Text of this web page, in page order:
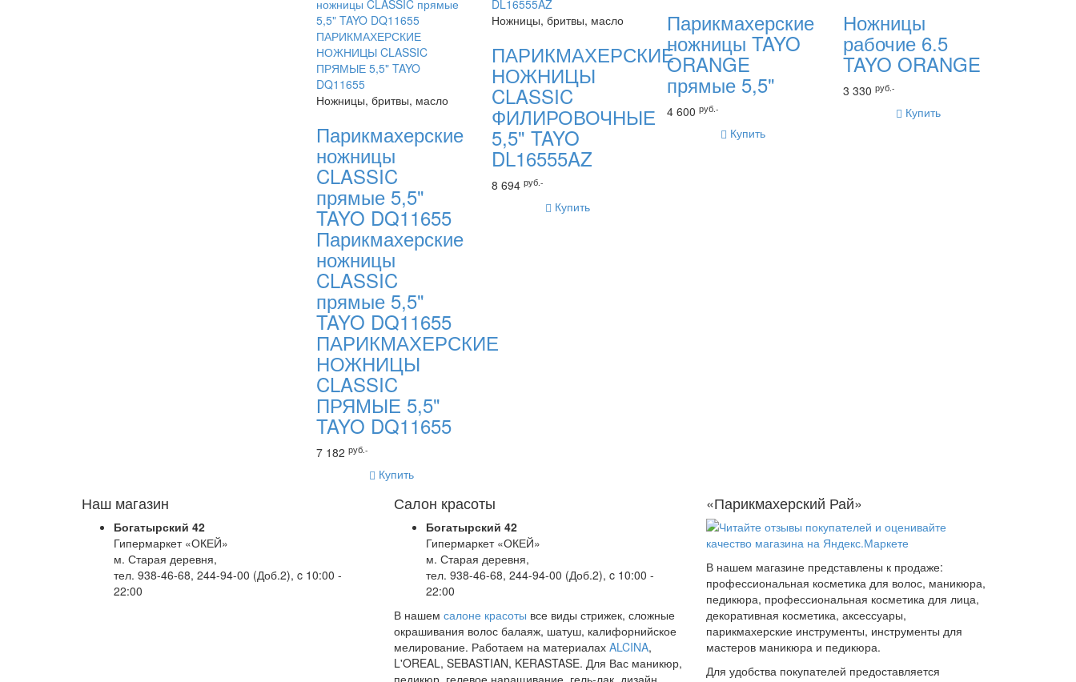
Ножницы, бритвы, масло
Парикмахерские
ножницы
CLASSIC
прямые 5,5"
TAYO DQ11655
Парикмахерские
ножницы
CLASSIC
прямые 5,5"
TAYO DQ11655
ПАРИКМАХЕРСКИЕ
НОЖНИЦЫ
CLASSIC
ПРЯМЫЕ 5,5"
TAYO DQ11655
7 182 руб.-
Купить
Ножницы, бритвы, масло
ПАРИКМАХЕРСКИЕ
НОЖНИЦЫ
CLASSIC
ФИЛИРОВОЧНЫЕ
5,5" TAYO
DL16555AZ
8 694 руб.-
Купить
Парикмахерские
ножницы TAYO
ORANGE
прямые 5,5"
4 600руб.-
Купить
Ножницы
рабочие 6.5
TAYO ORANGE
3 330 руб.-
Купить
Наш магазин
Богатырский 42
Гипермаркет «ОКЕЙ»
м. Старая деревня,
тел. 938-46-68, 244-94-00 (Доб.2), c 10:00 -
22:00
Салон красоты
Богатырский 42
Гипермаркет «ОКЕЙ»
м. Старая деревня,
тел. 938-46-68, 244-94-00 (Доб.2), c 10:00 -
22:00
В нашем салоне красоты все виды стрижек, сложные
окрашивания волос балаяж, шатуш, калифорнийское
мелирование. Работаем на материалах ALCINA,
L'OREAL, SEBASTIAN, KERASTASE. Для Вас маникюр,
педикюр, гелевое наращивание, гель-лак, дизайн
«Парикмахерский Рай»
В нашем магазине представлены к продаже:
профессиональная косметика для волос, маникюра,
педикюра, профессиональная косметика для лица,
декоративная косметика, аксессуары,
парикмахерские инструменты, инструменты для
мастеров маникюра и педикюра.
Для удобства покупателей предоставляется